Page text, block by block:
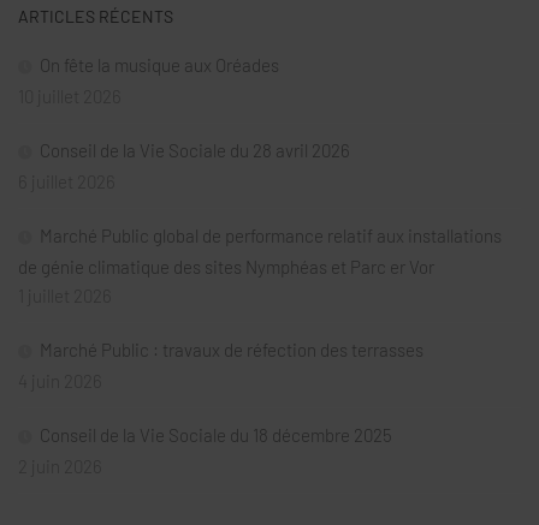
ARTICLES RÉCENTS
On fête la musique aux Oréades
Conseil de la Vie Sociale du 28 avril 2026
Marché Public global de performance relatif aux installations
de génie climatique des sites Nymphéas et Parc er Vor
Marché Public : travaux de réfection des terrasses
Conseil de la Vie Sociale du 18 décembre 2025